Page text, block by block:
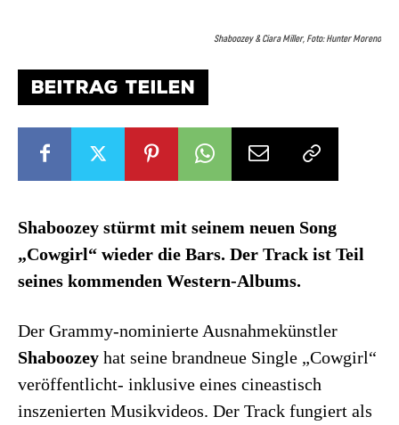
Shaboozey & Ciara Miller, Foto: Hunter Moreno
BEITRAG TEILEN
Shaboozey stürmt mit seinem neuen Song
„Cowgirl“ wieder die Bars. Der Track ist Teil
seines kommenden Western-Albums.
Der Grammy-nominierte Ausnahmekünstler
Shaboozey hat seine brandneue Single „Cowgirl“
veröffentlicht- inklusive eines cineastisch
inszenierten Musikvideos. Der Track fungiert als